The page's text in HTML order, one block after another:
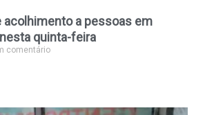
acolhimento a pessoas em
quinta-feira
comentário